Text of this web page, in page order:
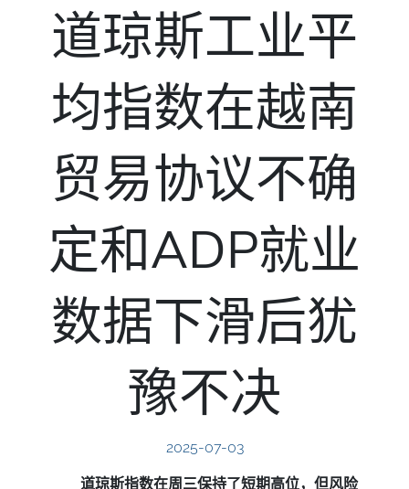
道琼斯工业平
均指数在越南
贸易协议不确
定和ADP就业
数据下滑后犹
豫不决
2025-07-03
道琼斯指数在周三保持了短期高位，但风险